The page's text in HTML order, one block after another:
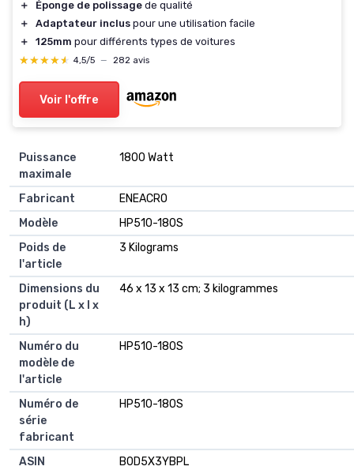
＋
Éponge de polissage de qualité
＋
Adaptateur inclus pour une utilisation facile
＋
125mm pour différents types de voitures
★★★★★
★★★★★ 4,5/5 — 282 avis
Voir l'offre
Puissance
maximale
‎1800 Watt
Fabricant
‎ENEACRO
Modèle
‎HP510-180S
Poids de
l'article
‎3 Kilograms
Dimensions du
produit (L x l x
h)
‎46 x 13 x 13 cm; 3 kilogrammes
Numéro du
modèle de
l'article
‎HP510-180S
Numéro de
série
fabricant
‎HP510-180S
ASIN
B0D5X3YBPL